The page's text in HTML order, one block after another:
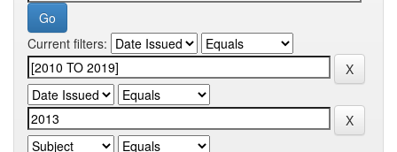
Current filters: